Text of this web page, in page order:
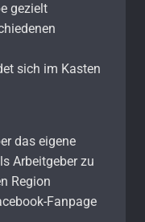
gezielt
sich im Kasten
das eigene
Arbeitgeber zu
Region
Fanpage